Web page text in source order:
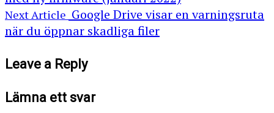
Next Article Google Drive visar en varningsruta
när du öppnar skadliga filer
Leave a Reply
Lämna ett svar